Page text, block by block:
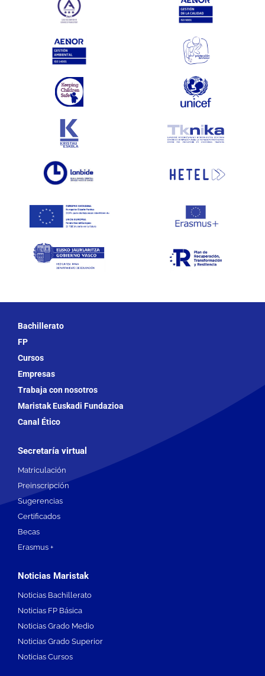
Bachillerato
FP
Cursos
Empresas
Trabaja con nosotros
Maristak Euskadi Fundazioa
Canal Ético
Secretaría virtual
Matriculación
Preinscripción
Sugerencias
Certificados
Becas
Erasmus +
Noticias Maristak
Noticias Bachillerato
Noticias FP Básica
Noticias Grado Medio
Noticias Grado Superior
Noticias Cursos